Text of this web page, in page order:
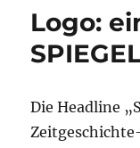
Logo:
Die Headline